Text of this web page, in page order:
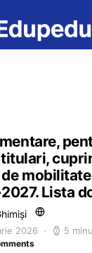
Lista
2026 5